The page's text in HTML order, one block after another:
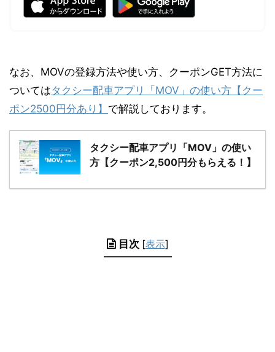
なお、MOVの登録方法や使い方、クーポンGET方法に
ついてはタクシー配車アプリ「MOV」の使い方【クー
ポン2500円分あり】 で解説しております。
タクシー配車アプリ「MOV」の使い
方【クーポン2,500円分もらえる！】
目次 [表示]